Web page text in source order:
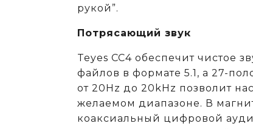
рукой”.
Потрясающий звук
Teyes CC4 обеспечит чистое
файлов в формате 5.1, а 27-
от 20Hz до 20kHz позволит
желаемом диапазоне. В
коаксиальный цифровой